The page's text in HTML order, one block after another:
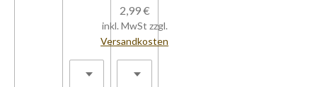
2,99 €
inkl. MwSt zzgl.
Versandkosten